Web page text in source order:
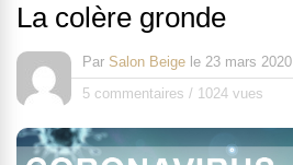
La colère gronde
Par Salon Beige le 23 mars 2020
5 commentaires / 1024 vues